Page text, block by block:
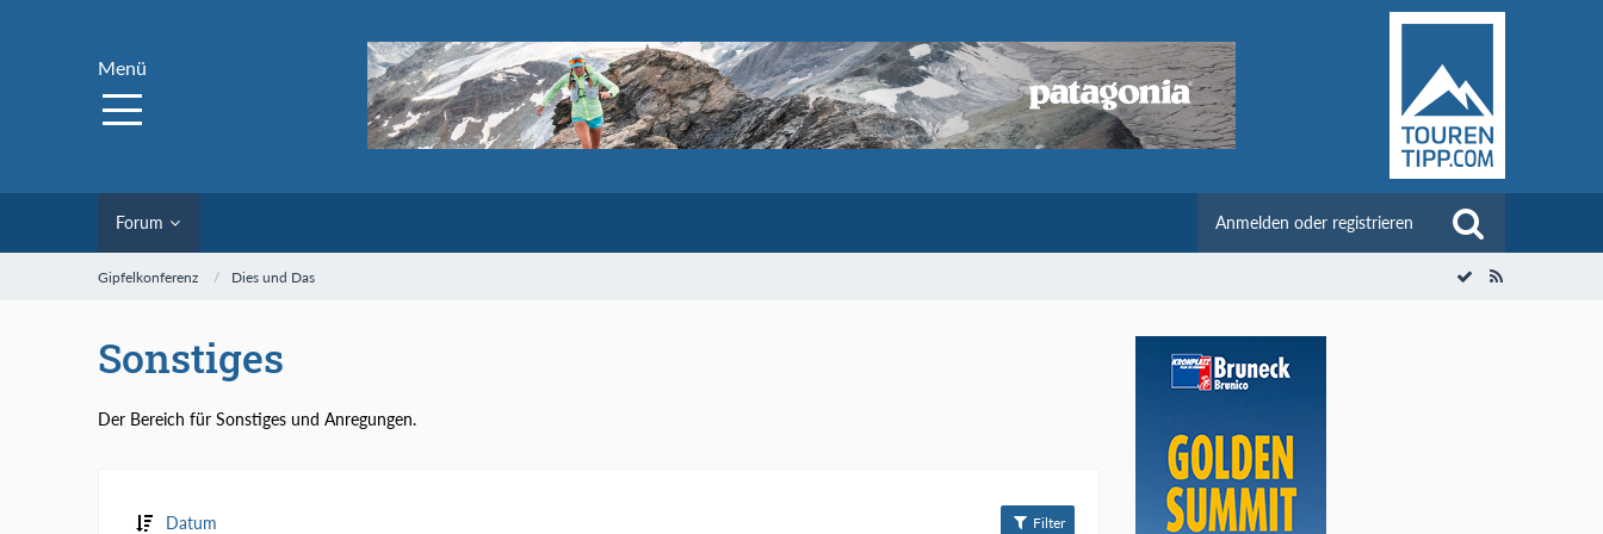
Menü
Forum Anmelden oder registrieren
Gipfelkonferenz Dies und Das
Sonstiges
Der Bereich für Sonstiges und Anregungen.
Datum Filter